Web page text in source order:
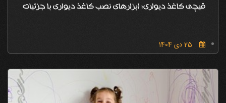
قیچی کاغذ دیواری؛ ابزارهای نصب کاغذ دیواری با جزئیات